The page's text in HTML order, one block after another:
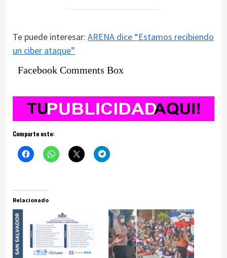
Te puede interesar: ARENA dice “Estamos recibiendo
un ciber ataque”
Facebook Comments Box
Comparte esto:
Relacionado